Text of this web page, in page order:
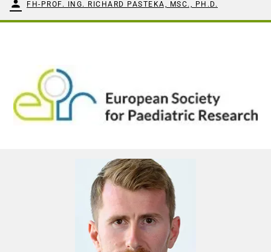
person FH-PROF. ING. RICHARD PASTEKA, MSC., PH.D.